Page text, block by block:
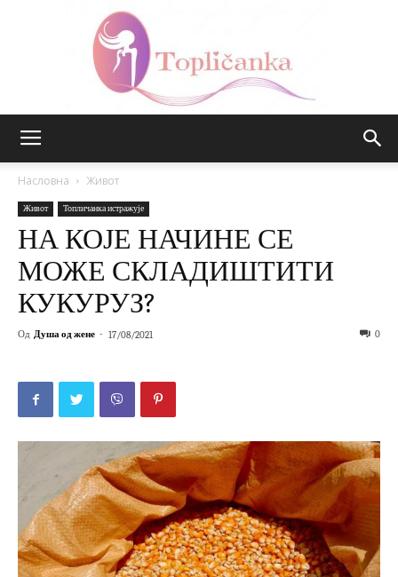
Насловна Живот
Живот Топличанка истражује
НА КОЈЕ НАЧИНЕ СЕ
МОЖЕ СКЛАДИШТИТИ
КУКУРУЗ?
Од Душа од жене - 17/08/2021 0